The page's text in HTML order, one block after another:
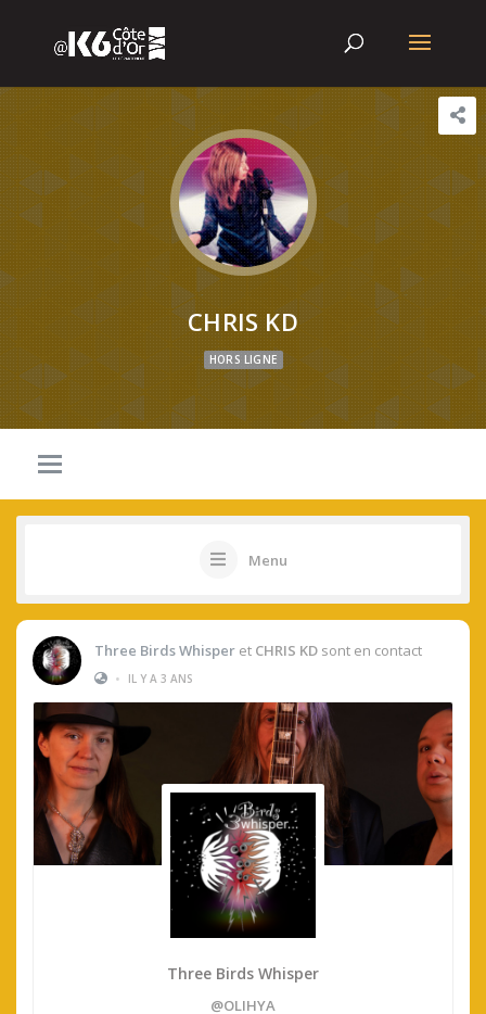
CHRIS KD
HORS LIGNE
Menu
Three Birds Whisper et CHRIS KD sont en contact
•
IL Y A 3 ANS
Three Birds Whisper
@OLIHYA